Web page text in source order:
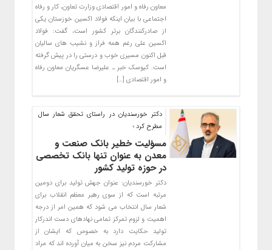
معاون رفاه و امور اقتصادی وزارت تعاون، کار و رفاه
اجتماعی با بیان اینکه فولاد اکسین خوزستان یکی
از صادرکنندگان برتر کشور است، گفت: فولاد
اکسین علی رغم همه فراز و نشیب های سالیان
قبل اکنون مسیری خوب و درستی را در پیش گرفته
است. کیوسک خبر ـ علیرضا عسگریان معاون رفاه
و امور اقتصادی […]
دکتر خورسندیان در راستای تحقق شعار سال
مطرح کرد ؛
مسؤلیت خطیر بانک صنعت و
معدن به عنوان تنها بانک تخصصی
در حوزه تولید کشور
دکتر خورسندیان: عنوان جهش تولید برای دومین
مرتبه است که از سوی رهبر معظم انقلاب برای
شعار سال انتخاب می شود که همین امر از درجه
اهمیت و لزوم تمرکز تمامی نهادهای دست اندرکار
تولید حکایت دارد به خصوص که ایشان از
مشارکت مردم نیز سخن به میان آورده اند که مراد